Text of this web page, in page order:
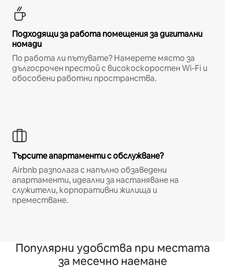
Подходящи за работа помещения за дигитални
номади
По работа ли пътувате? Намерете място за
дългосрочен престой с високоскоростен Wi-Fi и
обособени работни пространства.
Търсите апартаменти с обслужване?
Airbnb разполага с напълно обзаведени
апартаменти, идеални за настаняване на
служители, корпоративни жилища и
преместване.
Популярни удобства при местата
за месечно наемане